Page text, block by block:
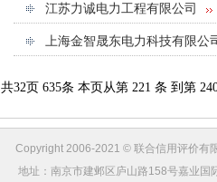
江苏力诚电力工程有限公司
上海金智晟东电力科技有限公
共32页 635条 本页从第 221 条 到第
Copyright 2006-2021 © 联合信用评价有
地址：南京市建邺区庐山路158号嘉业